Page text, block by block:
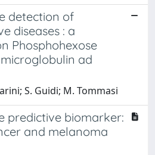
detection of
diseases : a
Phosphohexose
ad
S. Guidi; M. Tommasi
predictive biomarker:
and melanoma